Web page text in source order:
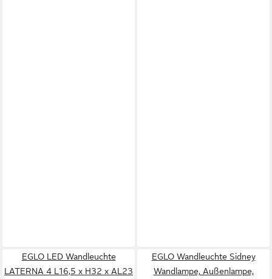
EGLO LED Wandleuchte
LATERNA 4 L16,5 x H32 x AL23
EGLO Wandleuchte Sidney
Wandlampe, Außenlampe,